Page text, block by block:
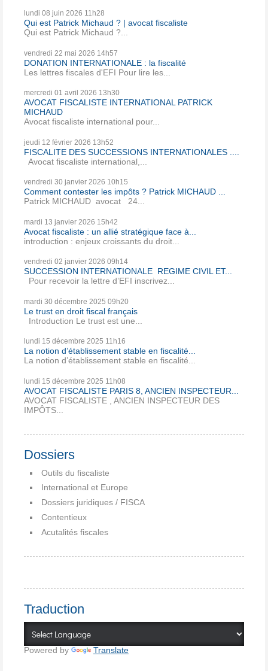
lundi 08 juin 2026 11h28
Qui est Patrick Michaud ? | avocat fiscaliste
Qui est Patrick Michaud ?...
vendredi 22 mai 2026 14h57
DONATION INTERNATIONALE : la fiscalité
Les lettres fiscales d'EFI Pour lire les...
mercredi 01 avril 2026 13h30
AVOCAT FISCALISTE INTERNATIONAL PATRICK
MICHAUD
Avocat fiscaliste international pour...
jeudi 12 février 2026 13h52
FISCALITE DES SUCCESSIONS INTERNATIONALES ....
Avocat fiscaliste international,...
vendredi 30 janvier 2026 10h15
Comment contester les impôts ? Patrick MICHAUD ...
Patrick MICHAUD avocat 24...
mardi 13 janvier 2026 15h42
Avocat fiscaliste : un allié stratégique face à...
introduction : enjeux croissants du droit...
vendredi 02 janvier 2026 09h14
SUCCESSION INTERNATIONALE REGIME CIVIL ET...
Pour recevoir la lettre d’EFI inscrivez...
mardi 30 décembre 2025 09h20
Le trust en droit fiscal français
Introduction Le trust est une...
lundi 15 décembre 2025 11h16
La notion d’établissement stable en fiscalité...
La notion d’établissement stable en fiscalité...
lundi 15 décembre 2025 11h08
AVOCAT FISCALISTE PARIS 8, ANCIEN INSPECTEUR...
AVOCAT FISCALISTE , ANCIEN INSPECTEUR DES
IMPÔTS...
Dossiers
Outils du fiscaliste
International et Europe
Dossiers juridiques / FISCA
Contentieux
Acutalités fiscales
Traduction
Powered by Translate